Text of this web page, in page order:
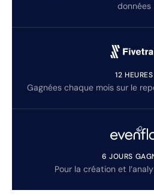
données
12 HEURES
Gagnées chaque mois sur le
6 JOURS
Pour la création et